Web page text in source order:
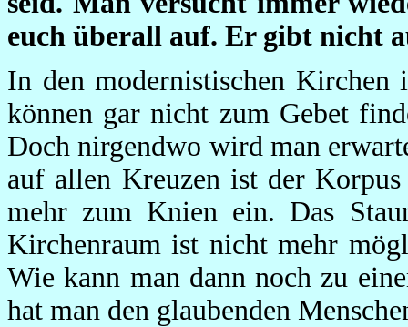
euch überall auf. Er gibt nicht
In den modernistischen Kirchen
können gar nicht zum Gebet
Doch nirgendwo wird man
auf allen Kreuzen ist der
mehr zum Knien ein. Das
Kirchenraum ist nicht mehr
Wie kann man dann noch zu
hat man den glaubenden